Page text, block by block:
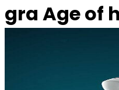
gra Age of